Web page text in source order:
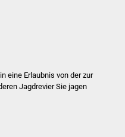
Stadtfest
eine Erlaubnis von der zur
Jagdrevier Sie jagen